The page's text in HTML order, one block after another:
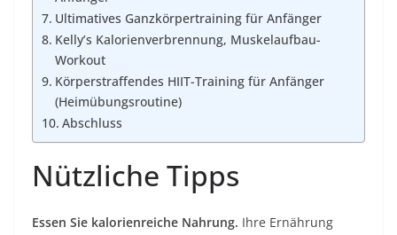
Ultimatives Ganzkörpertraining für Anfänger
Kelly’s Kalorienverbrennung, Muskelaufbau-
Workout
Körperstraffendes HIIT-Training für Anfänger
(Heimübungsroutine)
Abschluss
Nützliche Tipps
Essen Sie kalorienreiche Nahrung. Ihre Ernährung